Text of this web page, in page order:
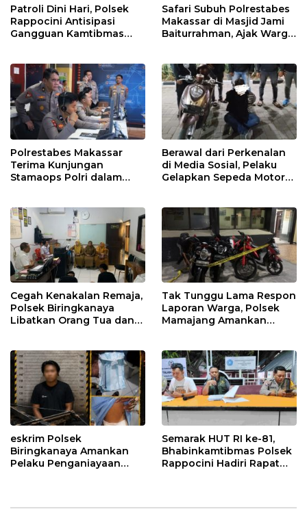
Patroli Dini Hari, Polsek
Rappocini Antisipasi
Gangguan Kamtibmas
Safari Subuh Polrestabes
Makassar di Masjid Jami
Baiturrahman, Ajak Warga
Polrestabes Makassar
Terima Kunjungan
Stamaops Polri dalam
Berawal dari Perkenalan
di Media Sosial, Pelaku
Gelapkan Sepeda Motor
Cegah Kenakalan Remaja,
Polsek Biringkanaya
Libatkan Orang Tua dan
Tak Tunggu Lama Respon
Laporan Warga, Polsek
Mamajang Amankan
eskrim Polsek
Biringkanaya Amankan
Pelaku Penganiayaan
Semarak HUT RI ke-81,
Bhabinkamtibmas Polsek
Rappocini Hadiri Rapat